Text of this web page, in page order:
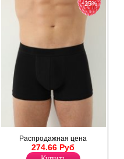
мужские из хлопка,
силуэта, с
гульфиком, открытой
−25%
Распродажная цена
274.66 Руб